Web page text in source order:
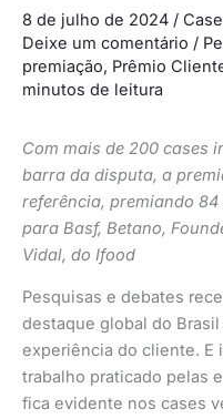
8 de julho de 2024 /
Deixe um comentário /
premiação, Prêmio
minutos de leitura
Com mais de 200 cases
barra da disputa, a
referência, premiando
para Basf, Betano,
Vidal, do Ifood
Pesquisas e debates
destaque global do
experiência do cliente. E
trabalho praticado pelas
fica evidente nos cases